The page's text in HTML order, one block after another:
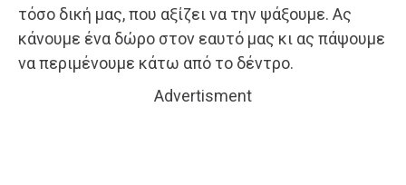
τόσο δική μας, που αξίζει να την ψάξουμε. Ας
κάνουμε ένα δώρο στον εαυτό μας κι ας πάψουμε
να περιμένουμε κάτω από το δέντρο.
Advertisment